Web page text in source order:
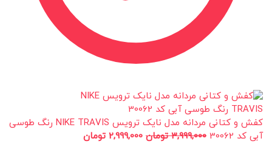
کفش و کتانی مردانه مدل نایک ترویس NIKE TRAVIS رنگ طوسی
آبی کد 30062
3,999,000 تومان 2,999,000 تومان